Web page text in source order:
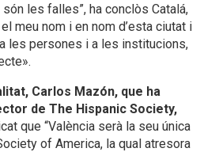
les falles”, ha conclòs Catalá,
meu nom i en nom d’esta ciutat i
les persones i a les institucions,
Carlos Mazón, que ha
de The Hispanic Society,
que “València serà la seu única
of America, la qual atresora